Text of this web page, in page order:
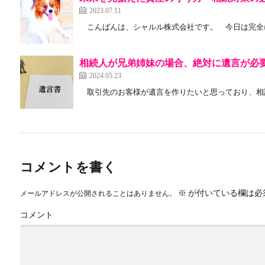
2023.07.11
こんばんは、シャルル株式会社です。 今日は完全
相続人が兄弟姉妹の場合、絶対に遺言が必
2024.05.23
取引先のお客様が遺言を作りたいと思っており、
コメントを書く
メールアドレスが公開されることはありません。 ※ が付いている欄は必
コメント